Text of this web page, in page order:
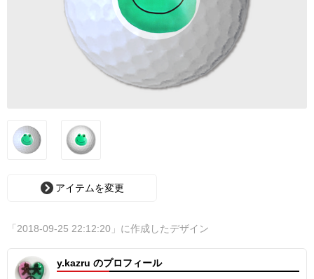
アイテムを変更
「2018-09-25 22:12:20」に作成したデザイン
y.kazru のプロフィール